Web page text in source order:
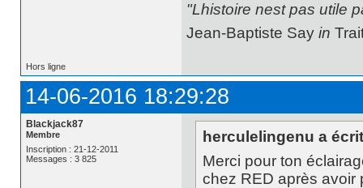
"Lhistoire nest pas utile
Jean-Baptiste Say in
Hors ligne
14-06-2016 18:29:28
Blackjack87
Membre
Inscription : 21-12-2011
Messages : 3 825
herculelingenu a
Merci pour ton
chez RED après avoir